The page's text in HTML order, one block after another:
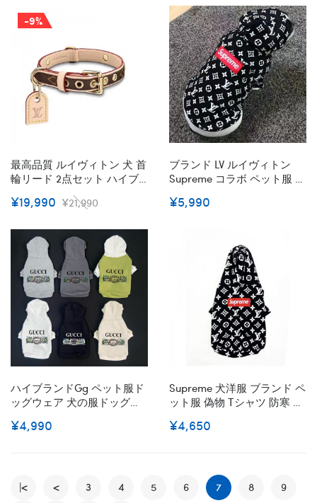
ト ナイロン耐久性 カッコイ
猫 犬用 トイレシート クリア
-9%
最高品質 ルイヴィトン 犬 首
輪リード 2点セット ハイブ
ランド Lv 犬の首輪 革の犬の
首輪 ペット用品 経典モノグ
感 牽引ロープ 耐久性 ファッ
ション 快適 調整可能 小中大
型犬
¥19,990 ¥21,990
ブランド LV ルイヴィトン
Supreme コラボ ペット服 犬
き 犬用スウェットシャツ 猫
英字柄 かわいい 柔らかい 着
心地よい 小中型犬服 猫服 脱
毛保護 お散歩 お出かけ
XS~2XL 激安
¥5,990
ハイブランドgg ペット服ド
ッグウェア 犬の服ドッグ猫
ィブランド犬用tシャツ通気
¥4,990
Supreme 犬洋服 ブランド ペ
ット服 偽物 Tシャツ 防寒 コ
ーカー ドッグウェア 春秋冬
型犬服 猫服 ペット用品 脱毛
保護 お散歩 お出かけ
¥4,650
|< < 3 4 5 6 7 8
9